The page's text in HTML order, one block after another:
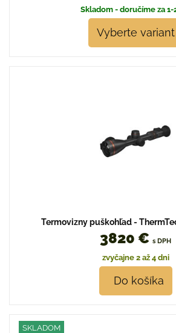
Skladom - doručíme za 1-
Vyberte variant
Termovizny puškohľad -
3820 € s DPH
zvyčajne 2 až 4 dni
Do košíka
SKLADOM